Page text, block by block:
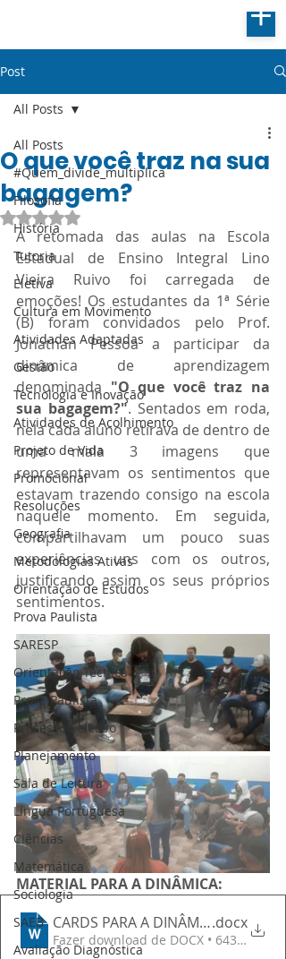
Post
All Posts
#Quem_divide_multiplica
Filosofia
História
Tutoria
Eletiva
Cultura em Movimento
Atividades Adaptadas
Gestão
Tecnologia e Inovação
Atividades de Acolhimento
Projeto de Vida
Promocional
Resoluções
Geografia
Metodologias Ativas
Orientação de Estudos
Prova Paulista
SARESP
Orientação Técnica
Prova Paulista
Processo Seletivo
Planejamento
Sala de Leitura
Língua Portuguesa
Ciências
Matemática
Sociologia
SAEB
Avaliação Diagnóstica
All Posts
O que você traz na sua
bagagem?
Avaliado com NaN de 5 estrelas.
A retomada das aulas na Escola
Estadual de Ensino Integral Lino
Vieira Ruivo foi carregada de
emoções! Os estudantes da 1ª Série
(B) foram convidados pelo Prof.
Jonathan Pessoa a participar da
dinâmica de aprendizagem
denominada "O que você traz na
sua bagagem?". Sentados em roda,
nela cada aluno retirava de dentro de
uma mala 3 imagens que
representavam os sentimentos que
estavam trazendo consigo na escola
naquele momento. Em seguida,
compartilhavam um pouco suas
experiências uns com os outros,
justificando assim os seus próprios
sentimentos.
MATERIAL PARA A DINÂMICA:
CARDS PARA A DINÂMICA.docx
Fazer download de DOCX • 643KB